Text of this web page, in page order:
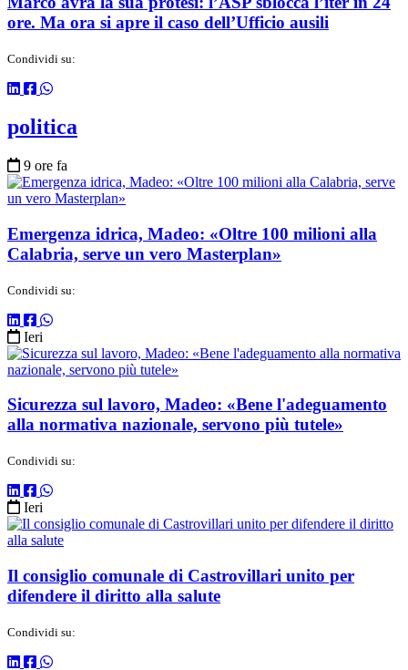
ore. Ma ora si apre il caso dell’Ufficio ausili
Condividi su:
politica
9 ore fa
Emergenza idrica, Madeo: «Oltre 100 milioni alla
Calabria, serve un vero Masterplan»
Condividi su:
Ieri
Sicurezza sul lavoro, Madeo: «Bene l'adeguamento
alla normativa nazionale, servono più tutele»
Condividi su:
Ieri
Il consiglio comunale di Castrovillari unito per
difendere il diritto alla salute
Condividi su: